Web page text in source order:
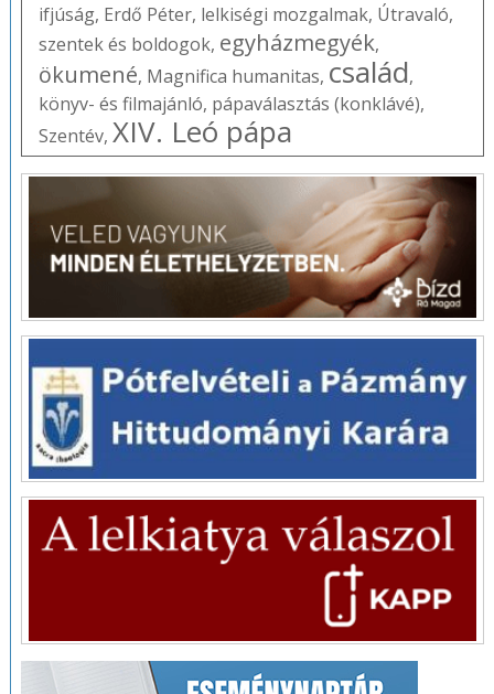
ifjúság, Erdő Péter, lelkiségi mozgalmak, Útravaló,
szentek és boldogok, egyházmegyék,
ökumené, Magnifica humanitas, család,
könyv- és filmajánló, pápaválasztás (konklávé),
Szentév, XIV. Leó pápa